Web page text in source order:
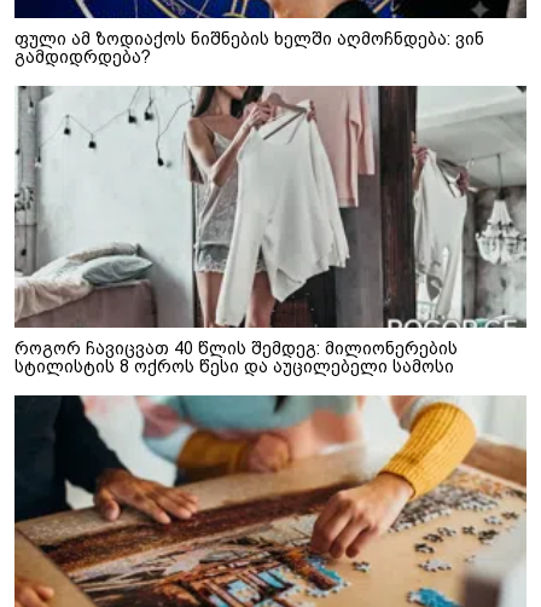
ფული ამ ზოდიაქოს ნიშნების ხელში აღმოჩნდება: ვინ
გამდიდრდება?
როგორ ჩავიცვათ 40 წლის შემდეგ: მილიონერების
სტილისტის 8 ოქროს წესი და აუცილებელი სამოსი